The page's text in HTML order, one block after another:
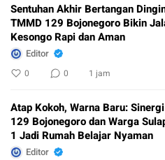
Sentuhan Akhir Bertangan
TMMD 129 Bojonegoro Bikin
Kesongo Rapi dan Aman
Editor
0 0 1 jam
Atap Kokoh, Warna Baru:
129 Bojonegoro dan Warga
1 Jadi Rumah Belajar Nyaman
Editor